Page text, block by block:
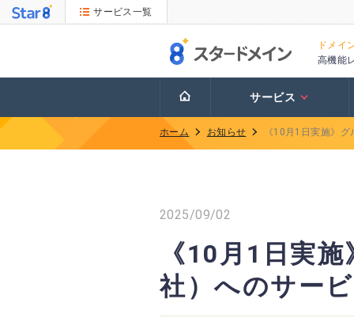
サービス一覧
ドメイ
高機能
サービス
ホーム お知らせ 《10月1日実施》
2025/09/02
《10月1日実
社）へのサー